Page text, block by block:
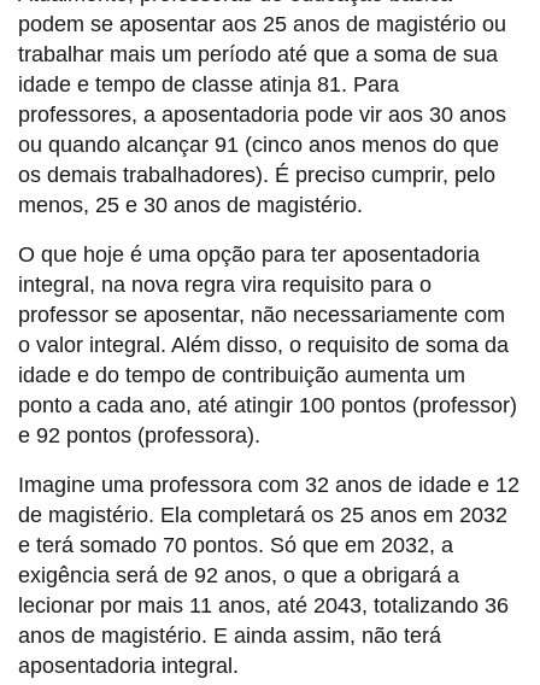
podem se aposentar aos 25 anos de magistério ou
trabalhar mais um período até que a soma de sua
idade e tempo de classe atinja 81. Para
professores, a aposentadoria pode vir aos 30 anos
ou quando alcançar 91 (cinco anos menos do que
os demais trabalhadores). É preciso cumprir, pelo
menos, 25 e 30 anos de magistério.
O que hoje é uma opção para ter aposentadoria
integral, na nova regra vira requisito para o
professor se aposentar, não necessariamente com
o valor integral. Além disso, o requisito de soma da
idade e do tempo de contribuição aumenta um
ponto a cada ano, até atingir 100 pontos (professor)
e 92 pontos (professora).
Imagine uma professora com 32 anos de idade e 12
de magistério. Ela completará os 25 anos em 2032
e terá somado 70 pontos. Só que em 2032, a
exigência será de 92 anos, o que a obrigará a
lecionar por mais 11 anos, até 2043, totalizando 36
anos de magistério. E ainda assim, não terá
aposentadoria integral.